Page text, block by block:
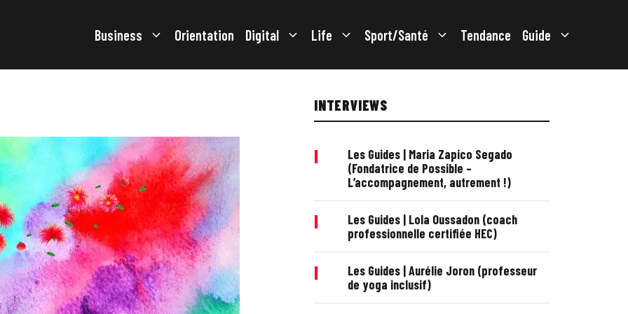
Business Orientation Digital Life Sport/Santé Tendance Guide
INTERVIEWS
|
Les Guides | Maria Zapico Segado
(Fondatrice de Possible –
L’accompagnement, autrement !)
|
Les Guides | Lola Oussadon (coach
professionnelle certifiée HEC)
|
Les Guides | Aurélie Joron (professeur
de yoga inclusif)